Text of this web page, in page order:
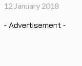
12 January 2018
- Advertisement -